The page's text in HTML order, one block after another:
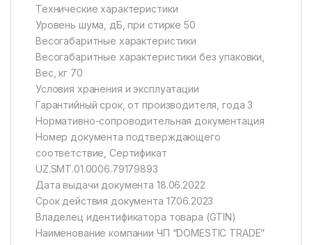
Технические характеристики
Уровень шума, дБ, при стирке 50
Весогабаритные характеристики
Весогабаритные характеристики без упаковки,
Вес, кг 70
Условия хранения и эксплуатации
Гарантийный срок, от производителя, года 3
Нормативно-сопроводительная документация
Номер документа подтверждающего
соответствие, Сертификат
UZ.SMT.01.0006.79179893
Дата выдачи документа 18.06.2022
Срок действия документа 17.06.2023
Владелец идентификатора товара (GTIN)
Наименование компании ЧП “DOMESTIC TRADE”